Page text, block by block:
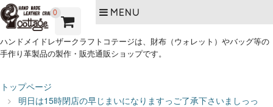
0 MENU
ハンドメイドレザークラフトコテージは、財布（ウォレット）やバッグ等の
手作り革製品の製作・販売通販ショップです。
トップページ
明日は15時閉店の早じまいになりますっご了承下さいましっっ